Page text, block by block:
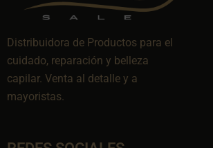
Distribuidora de Productos para el
cuidado, reparación y belleza
capilar. Venta al detalle y a
mayoristas.